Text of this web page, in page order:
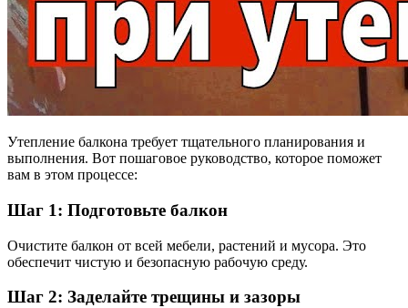
Утепление балкона требует тщательного планирования и
выполнения. Вот пошаговое руководство, которое поможет
вам в этом процессе:
Шаг 1: Подготовьте балкон
Очистите балкон от всей мебели, растений и мусора. Это
обеспечит чистую и безопасную рабочую среду.
Шаг 2: Заделайте трещины и зазоры